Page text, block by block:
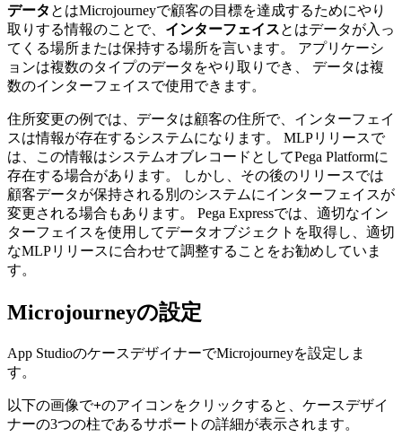
データ とはMicrojourneyで顧客の目標を達成するためにやり
取りする情報のことで、 インターフェイスとはデータが入っ
てくる場所または保持する場所を言います。 アプリケーシ
ョンは複数のタイプのデータをやり取りでき、
データは複
数のインターフェイスで使用できます。
住所変更の例では、データは顧客の住所で、インターフェイ
スは情報が存在するシステムになります。 MLPリリースで
は、この情報はシステムオブレコードとしてPega Platformに
存在する場合があります。 しかし、その後のリリースでは
顧客データが保持される別のシステムにインターフェイスが
変更される場合もあります。 Pega Expressでは、適切なイン
ターフェイスを使用してデータオブジェクトを取得し、適切
なMLPリリースに合わせて調整することをお勧めしていま
す。
Microjourneyの設定
App StudioのケースデザイナーでMicrojourneyを設定しま
す。
以下の画像で+のアイコンをクリックすると、ケースデザイ
ナーの3つの柱であるサポートの詳細が表示されます。